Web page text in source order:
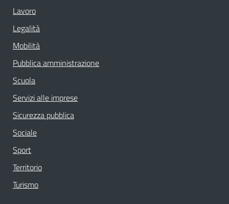
Lavoro
Legalità
Mobilità
Pubblica amministrazione
Scuola
Servizi alle imprese
Sicurezza pubblica
Sociale
Sport
Territorio
Turismo